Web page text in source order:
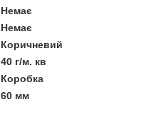
Немає
Немає
Коричневий
40 г/м. кв
Коробка
60 мм